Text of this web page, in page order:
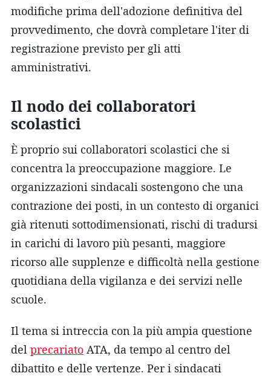
modifiche prima dell'adozione definitiva del
provvedimento, che dovrà completare l'iter di
registrazione previsto per gli atti
amministrativi.
Il nodo dei collaboratori
scolastici
È proprio sui collaboratori scolastici che si
concentra la preoccupazione maggiore. Le
organizzazioni sindacali sostengono che una
contrazione dei posti, in un contesto di organici
già ritenuti sottodimensionati, rischi di tradursi
in carichi di lavoro più pesanti, maggiore
ricorso alle supplenze e difficoltà nella gestione
quotidiana della vigilanza e dei servizi nelle
scuole.
Il tema si intreccia con la più ampia questione
del precariato ATA, da tempo al centro del
dibattito e delle vertenze. Per i sindacati